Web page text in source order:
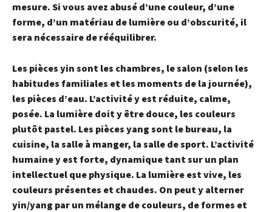
mesure. Si vous avez abusé d’une couleur, d’une
forme, d’un matériau de lumière ou d’obscurité, il
sera nécessaire de rééquilibrer.
Les pièces yin sont les chambres, le salon (selon les
habitudes familiales et les moments de la journée),
les pièces d’eau. L’activité y est réduite, calme,
posée. La lumière doit y être douce, les couleurs
plutôt pastel. Les pièces yang sont le bureau, la
cuisine, la salle à manger, la salle de sport. L’activité
humaine y est forte, dynamique tant sur un plan
intellectuel que physique. La lumière est vive, les
couleurs présentes et chaudes. On peut y alterner
yin/yang par un mélange de couleurs, de formes et